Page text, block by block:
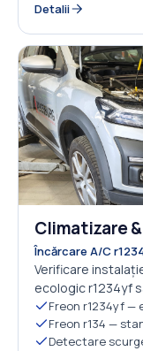
Detalii
07
Climatizare
Încărcare A/C
Verificare
ecologic r1234yf
Freon r1234yf —
Freon r134 —
Detectare